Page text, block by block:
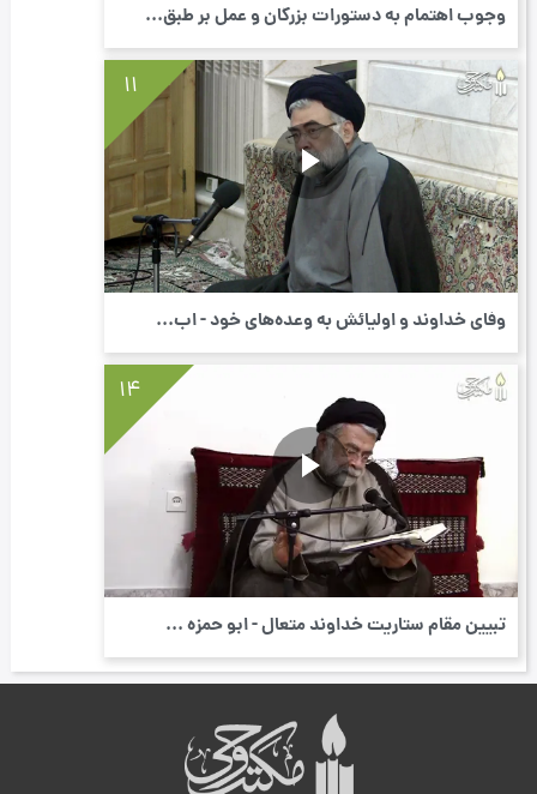
وجوب اهتمام به دستورات بزرگان و عمل بر طبق...
11
وفای خداوند و اولیائش به وعده‌های خود - اب...
14
تبیین مقام ستاریت خداوند متعال - ابو حمزه ...